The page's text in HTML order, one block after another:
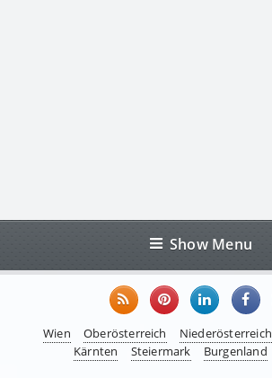
Show Menu
Wien Oberösterreich Niederösterreich
Kärnten
Steiermark Burgenland